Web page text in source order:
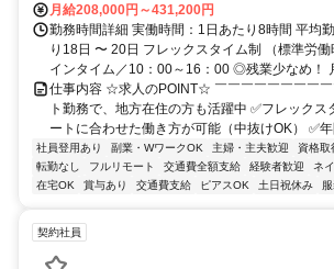
月給208,000円～431,200円
勤務時間詳細 実働時間：1日あたり8時間 平均
り18日 〜 20日 フレックスタイム制 （標準労
インタイム／10：00～16：00 ◎残業少なめ！
仕事内容 ☆求人のPOINT☆ ￣￣￣￣￣￣￣￣￣
ト勤務で、地方在住の方も活躍中 ✅フレック
ートに合わせた働き方が可能（中抜けOK） ✅
社員登用あり 副業・WワークOK 主婦・主夫歓迎 資格取
転勤なし
フルリモート 交通費全額支給 経験者歓迎 ネ
在宅OK
賞与あり 交通費支給 ピアスOK 土日祝休み
契約社員